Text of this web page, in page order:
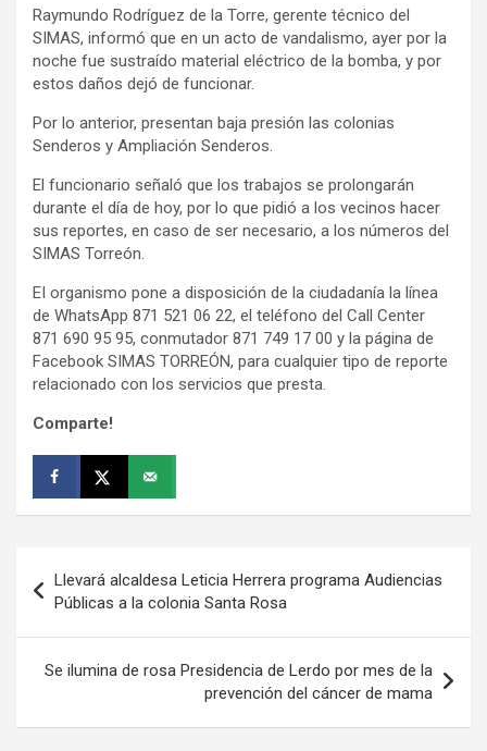
Raymundo Rodríguez de la Torre, gerente técnico del
SIMAS, informó que en un acto de vandalismo, ayer por la
noche fue sustraído material eléctrico de la bomba, y por
estos daños dejó de funcionar.
Por lo anterior, presentan baja presión las colonias
Senderos y Ampliación Senderos.
El funcionario señaló que los trabajos se prolongarán
durante el día de hoy, por lo que pidió a los vecinos hacer
sus reportes, en caso de ser necesario, a los números del
SIMAS Torreón.
EI organismo pone a disposición de la ciudadanía la línea
de WhatsApp 871 521 06 22, el teléfono del Call Center
871 690 95 95, conmutador 871 749 17 00 y la página de
Facebook SIMAS TORREÓN, para cualquier tipo de reporte
relacionado con los servicios que presta.
Comparte!
de
entradas
Llevará alcaldesa Leticia Herrera programa Audiencias
Públicas a la colonia Santa Rosa
Se ilumina de rosa Presidencia de Lerdo por mes de la
prevención del cáncer de mama